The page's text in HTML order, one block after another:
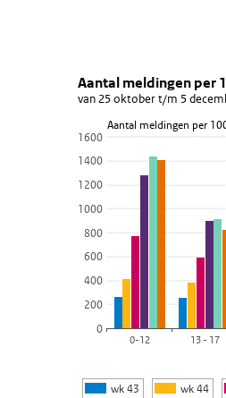
Meldingen
Sla de grafiek 'Aantal
Aantal
van 25 oktober t/m 5
Bekijk als data tabel.
De grafiek heeft 1 X-as
De grafiek heeft 1 Y-as
Aantal meldingen per
Aantal meldingen per
van 25 oktober t/m 5
wk 43 wk 44
0
200
400
600
800
1000
1200
1400
1600
0-12 13 - 17